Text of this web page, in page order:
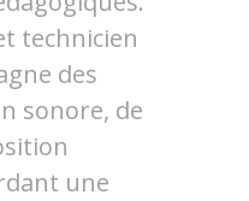
technicien
des
sonore, de
une